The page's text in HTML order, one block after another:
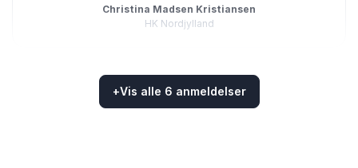
Christina Madsen Kristiansen
HK Nordjylland
Rikke Nielsen er en super dygtig foredragsholder med
+Vis alle 6 anmeldelser